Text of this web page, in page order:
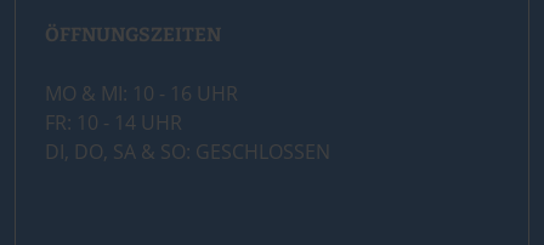
ÖFFNUNGSZEITEN
MO & MI: 10 - 16 UHR
FR: 10 - 14 UHR
DI, DO, SA & SO: GESCHLOSSEN